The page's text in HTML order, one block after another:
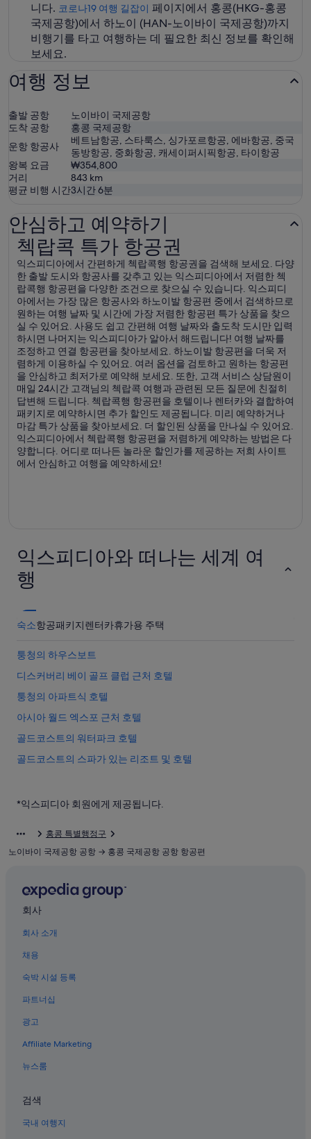
니다. 코로나19 여행 길잡이 페이지에서 홍콩(HKG-홍콩
국제공항)에서 하노이 (HAN-노이바이 국제공항)까지
비행기를 타고 여행하는 데 필요한 최신 정보를 확인해
보세요.
여행 정보
출발 공항
노이바이 국제공항
도착 공항
홍콩 국제공항
운항 항공사
베트남항공, 스타룩스, 싱가포르항공, 에바항공, 중국
동방항공, 중화항공, 캐세이퍼시픽항공, 타이항공
왕복 요금
₩354,800
거리
843 km
평균 비행 시간3시간 6분
안심하고 예약하기
첵랍콕 특가 항공권
익스피디아에서 간편하게 첵랍콕행 항공권을 검색해 보세요. 다양
한 출발 도시와 항공사를 갖추고 있는 익스피디아에서 저렴한 첵
랍콕행 항공편을 다양한 조건으로 찾으실 수 있습니다. 익스피디
아에서는 가장 많은 항공사와 하노이발 항공편 중에서 검색하므로
원하는 여행 날짜 및 시간에 가장 저렴한 항공편 특가 상품을 찾으
실 수 있어요. 사용도 쉽고 간편해 여행 날짜와 출도착 도시만 입력
하시면 나머지는 익스피디아가 알아서 해드립니다! 여행 날짜를
조정하고 연결 항공편을 찾아보세요. 하노이발 항공편을 더욱 저
렴하게 이용하실 수 있어요. 여러 옵션을 검토하고 원하는 항공편
을 안심하고 최저가로 예약해 보세요. 또한, 고객 서비스 상담원이
매일 24시간 고객님의 첵랍콕 여행과 관련된 모든 질문에 친절히
답변해 드립니다. 첵랍콕행 항공편을 호텔이나 렌터카와 결합하여
패키지로 예약하시면 추가 할인도 제공됩니다. 미리 예약하거나
마감 특가 상품을 찾아보세요. 더 할인된 상품을 만나실 수 있어요.
익스피디아에서 첵랍콕행 항공편을 저렴하게 예약하는 방법은 다
양합니다. 어디로 떠나든 놀라운 할인가를 제공하는 저희 사이트
에서 안심하고 여행을 예약하세요!
첵랍콕 특가 항공권
익스피디아와 떠나는 세계 여
행
숙소항공패키지렌터카휴가용 주택
퉁청의 하우스보트
디스커버리 베이 골프 클럽 근처 호텔
퉁청의 아파트식 호텔
아시아 월드 엑스포 근처 호텔
골드코스트의 워터파크 호텔
골드코스트의 스파가 있는 리조트 및 호텔
디스커버리베이의 비즈니스 호텔
골드코스트의 가족 여행 호텔
퉁청의 럭셔리 호텔
튠문 페리 선착장 근처 호텔
포린 수도원 근처 호텔
옹핑 케이블카의 B&B
퉁청의 개인 별장
*익스피디아 회원에게 제공됩니다.
홍콩 특별행정구
노이바이 국제공항 공항 → 홍콩 국제공항 공항 항공편
회사
회사 소개
채용
숙박 시설 등록
파트너십
광고
Affiliate Marketing
뉴스룸
검색
국내 여행지